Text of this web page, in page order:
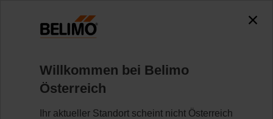
H6015XP4-S2/SV24A-MOD
Willkommen bei Belimo
Österreich
Ihr aktueller Standort scheint nicht Österreich